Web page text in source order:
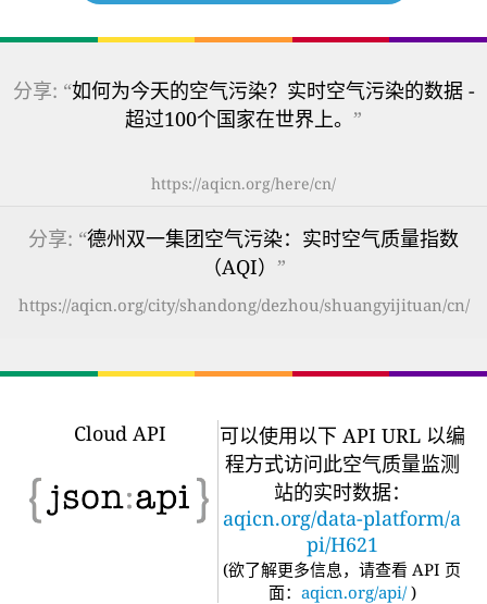
分享: “如何为今天的空气污染？实时空气污染的数据 -
超过100个国家在世界上。 ”
https://aqicn.org/here/cn/
分享: “德州双一集团空气污染：实时空气质量指数
（AQI） ”
https://aqicn.org/city/shandong/dezhou/shuangyijituan/cn/
Cloud API
可以使用以下 API URL 以编
程方式访问此空气质量监测
站的实时数据：
aqicn.org/data-platform/a
pi/H621
(欲了解更多信息，请查看 API 页
面： aqicn.org/api/ )